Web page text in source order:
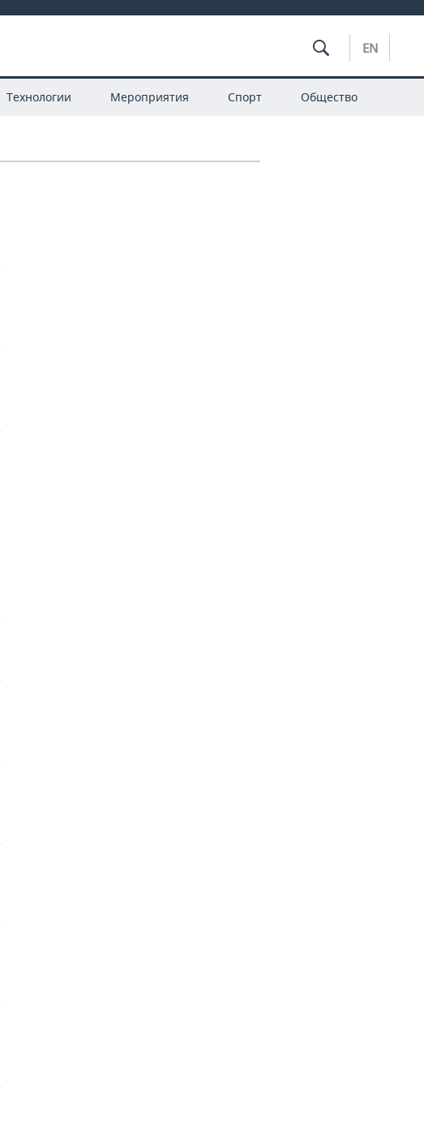
EN
Технологии Мероприятия Спорт Общество